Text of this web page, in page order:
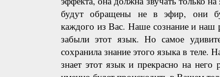
будут обращены не в эфир, они
каждого из Вас. Наше сознание и наш
забыли этот язык. Но самое
сохранила знание этого языка в теле.
знает этот язык и прекрасно на